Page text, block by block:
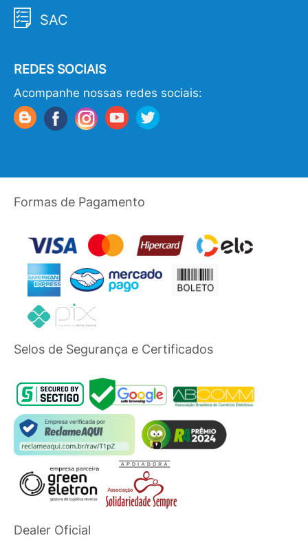
SAC
REDES SOCIAIS
Acompanhe nossas redes sociais:
Formas de Pagamento
Selos de Segurança e Certificados
Dealer Oficial